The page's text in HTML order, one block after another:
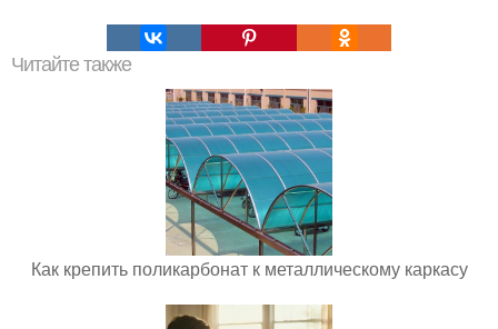
Читайте также
Как крепить поликарбонат к металлическому каркасу